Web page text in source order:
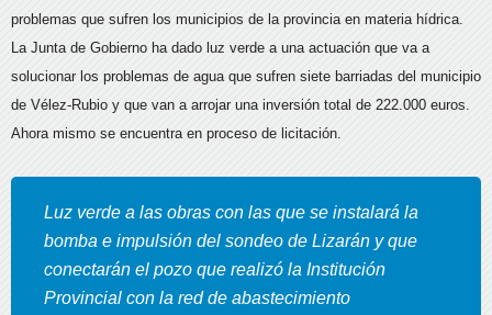
problemas que sufren los municipios de la provincia en materia hídrica.
La Junta de Gobierno ha dado luz verde a una actuación que va a
solucionar los problemas de agua que sufren siete barriadas del municipio
de Vélez-Rubio y que van a arrojar una inversión total de 222.000 euros.
Ahora mismo se encuentra en proceso de licitación.
Luz verde a las obras con las que se instalará la
bomba e impulsión del sondeo de Lizarán y que
conectarán el pozo que realizó la Institución
Provincial con la red de abastecimiento